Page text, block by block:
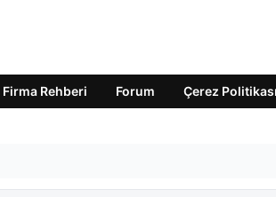
Firma Rehberi Forum Çerez Politikası